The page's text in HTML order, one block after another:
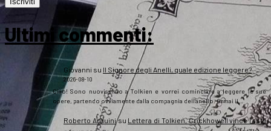
Ultimi commenti:
Giovanni su Il Signore degli Anelli, quale edizione leggere?
2026-08-10
Ciao! Sono nuovissimo a Tolkien e vorrei cominciare a leggere le sue
opere, partendo ovviamente dalla compagnia dell'anello. Ormai il…
Roberto Arduinisu Lettera di Tolkien, Crickhowell vince l’asta